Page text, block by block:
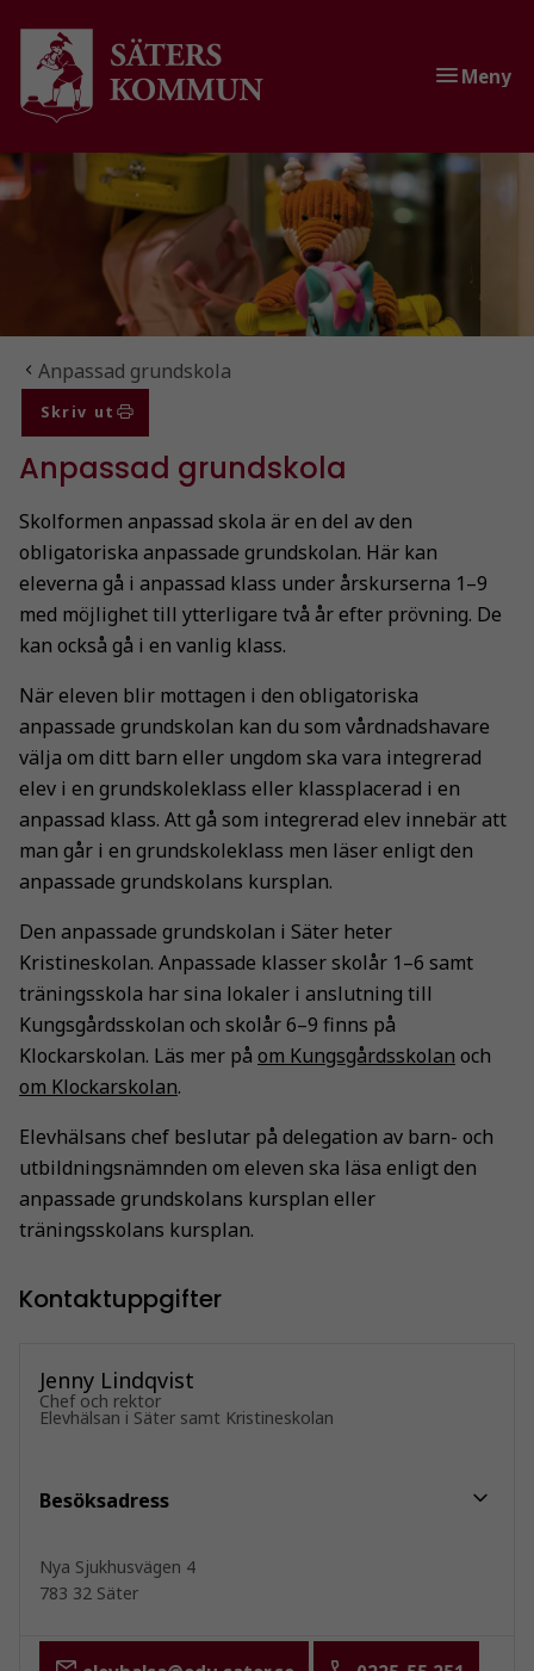
Gå till innehåll
Gå till huvudmeny
Gå till sidomeny
Meny
Du är här:
Anpassad grundskola
Skriv ut
Anpassad grundskola
Skolformen anpassad skola är en del av den
obligatoriska anpassade grundskolan. Här kan
eleverna gå i anpassad klass under årskurserna 1–9
med möjlighet till ytterligare två år efter prövning. De
kan också gå i en vanlig klass.
När eleven blir mottagen i den obligatoriska
anpassade grundskolan kan du som vårdnadshavare
välja om ditt barn eller ungdom ska vara integrerad
elev i en grundskoleklass eller klassplacerad i en
anpassad klass. Att gå som integrerad elev innebär att
man går i en grundskoleklass men läser enligt den
anpassade grundskolans kursplan.
Den anpassade grundskolan i Säter heter
Kristineskolan. Anpassade klasser skolår 1–6 samt
träningsskola har sina lokaler i anslutning till
Kungsgårdsskolan och skolår 6–9 finns på
Klockarskolan. Läs mer på om Kungsgårdsskolan och
om Klockarskolan.
Elevhälsans chef beslutar på delegation av barn- och
utbildningsnämnden om eleven ska läsa enligt den
anpassade grundskolans kursplan eller
träningsskolans kursplan.
Kontaktuppgifter
Jenny Lindqvist
Chef och rektor
Elevhälsan i Säter samt Kristineskolan
Besöksadress
Nya Sjukhusvägen 4
783 32 Säter